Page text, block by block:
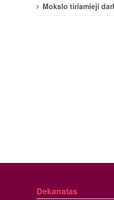
Mokslo tiriamieji
Dekanatas